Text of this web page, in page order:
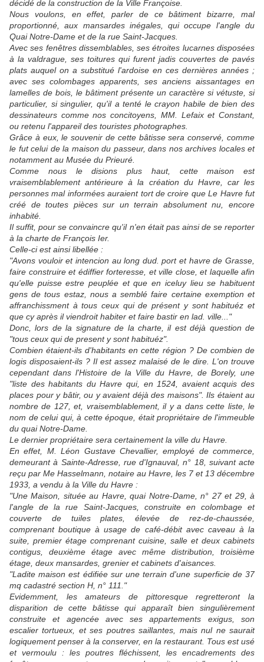
décidé de la construction de la Ville Françoise.
Nous voulons, en effet, parler de ce bâtiment bizarre, mal
proportionné, aux mansardes inégales, qui occupe l'angle du
Quai Notre-Dame et de la rue Saint-Jacques.
Avec ses fenêtres dissemblables, ses étroites lucarnes disposées
à la valdrague, ses toitures qui furent jadis couvertes de pavés
plats auquel on a substitué l'ardoise en ces dernières années ;
avec ses colombages apparents, ses anciens aissantages en
lamelles de bois, le bâtiment présente un caractère si vétuste, si
particulier, si singulier, qu'il a tenté le crayon habile de bien des
dessinateurs comme nos concitoyens, MM. Lefaix et Constant,
ou retenu l'appareil des touristes photographes.
Grâce à eux, le souvenir de cette bâtisse sera conservé, comme
le fut celui de la maison du passeur, dans nos archives locales et
notamment au Musée du Prieuré.
Comme nous le disions plus haut, cette maison est
vraisemblablement antérieure à la création du Havre, car les
personnes mal informées auraient tort de croire que Le Havre fut
créé de toutes pièces sur un terrain absolument nu, encore
inhabité.
Il suffit, pour se convaincre qu'il n'en était pas ainsi de se reporter
à la charte de François Ier.
Celle-ci est ainsi libellée :
"Avons vouloir et intencion au long dud. port et havre de Grasse,
faire construire et édiffier forteresse, et ville close, et laquelle afin
qu'elle puisse estre peuplée et que en iceluy lieu se habituent
gens de tous estaz, nous a semblé faire certaine exemption et
affranchissment à tous ceux qui de présent y sont habituéz et
que cy après il viendroit habiter et faire bastir en lad. ville..."
Donc, lors de la signature de la charte, il est déjà question de
"tous ceux qui de present y sont habituéz".
Combien étaient-ils d'habitants en cette région ? De combien de
logis disposaient-ils ? Il est assez malaisé de le dire. L'on trouve
cependant dans l'Histoire de la Ville du Havre, de Borely, une
"liste des habitants du Havre qui, en 1524, avaient acquis des
places pour y bâtir, ou y avaient déjà des maisons". Ils étaient au
nombre de 127, et, vraisemblablement, il y a dans cette liste, le
nom de celui qui, à cette époque, était propriétaire de l'immeuble
du quai Notre-Dame.
Le dernier propriétaire sera certainement la ville du Havre.
En effet, M. Léon Gustave Chevallier, employé de commerce,
demeurant à Sainte-Adresse, rue d'Ignauval, n° 18, suivant acte
reçu par Me Hasselmann, notaire au Havre, les 7 et 13 décembre
1933, a vendu à la Ville du Havre :
"Une Maison, située au Havre, quai Notre-Dame, n° 27 et 29, à
l'angle de la rue Saint-Jacques, construite en colombage et
couverte de tuiles plates, élevée de rez-de-chaussée,
comprenant boutique à usage de café-débit avec caveau à la
suite, premier étage comprenant cuisine, salle et deux cabinets
contigus, deuxième étage avec même distribution, troisième
étage, deux mansardes, grenier et cabinets d'aisances.
"Ladite maison est édifiée sur une terrain d'une superficie de 37
mq cadastré section H, n° 111."
Evidemment, les amateurs de pittoresque regretteront la
disparition de cette bâtisse qui apparaît bien singulièrement
construite et agencée avec ses appartements exigus, son
escalier tortueux, et ses poutres saillantes, mais nul ne saurait
logiquement penser à la conserver, en la restaurant. Tous est usé
et vermoulu : les poutres fléchissent, les encadrements des